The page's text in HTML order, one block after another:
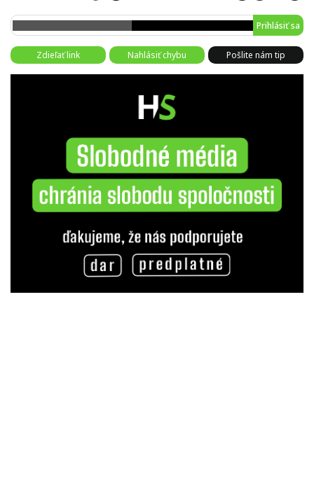
Prihlásiť sa
Zdieľať link Nahlásiť chybu Pošlite nám tip